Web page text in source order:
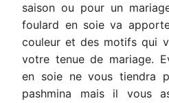
saison ou pour un
foulard en soie va
couleur et des motifs qui
votre tenue de mariage.
en soie ne vous tiendra
pashmina mais il vous